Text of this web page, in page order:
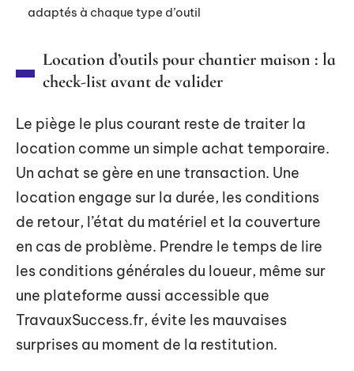
adaptés à chaque type d’outil
Location d’outils pour chantier maison : la
check-list avant de valider
Le piège le plus courant reste de traiter la
location comme un simple achat temporaire.
Un achat se gère en une transaction. Une
location engage sur la durée, les conditions
de retour, l’état du matériel et la couverture
en cas de problème. Prendre le temps de lire
les conditions générales du loueur, même sur
une plateforme aussi accessible que
TravauxSuccess.fr, évite les mauvaises
surprises au moment de la restitution.